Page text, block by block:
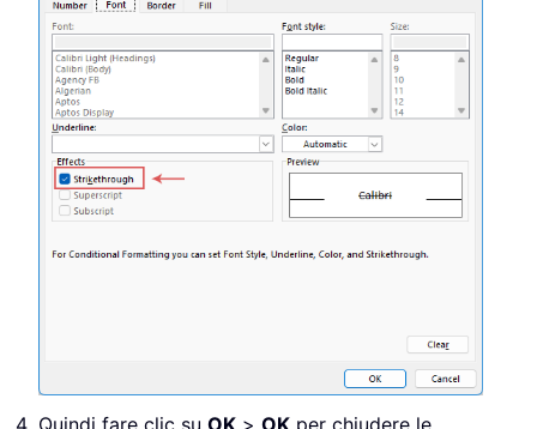
Quindi fare clic su OK > OK per chiudere le